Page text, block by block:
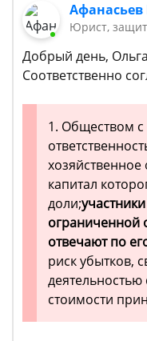
Юрист,
Добрый день,
Соответственно
1. Обществом
капитал
доли;
ограниченной
отвечают по
риск убытков,
стоимости